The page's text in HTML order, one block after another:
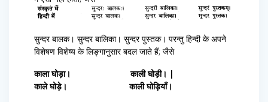
सुन्दर बालक। सुन्दर बालिका। सुन्दर पुस्तक। परन्तु हिन्दी के अपने
विशेषण विशेष्य के लिङ्गानुसार बदल जाते हैं; जैसे
काला घोड़ा। काली घोड़ी। |
काले घोड़े। काली घोड़ियाँ।